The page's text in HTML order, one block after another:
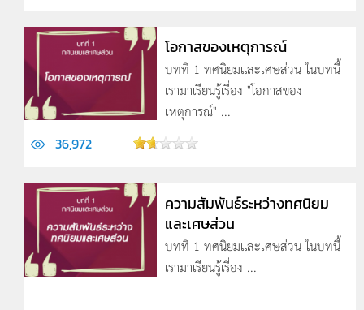
โอกาสของเหตุการณ์
บทที่ 1 ทศนิยมและเศษส่วน ในบทนี้
เรามาเรียนรู้เรื่อง "โอกาสของ
เหตุการณ์" ...
36,972
ความสัมพันธ์ระหว่างทศนิยม
และเศษส่วน
บทที่ 1 ทศนิยมและเศษส่วน ในบทนี้
เรามาเรียนรู้เรื่อง ...